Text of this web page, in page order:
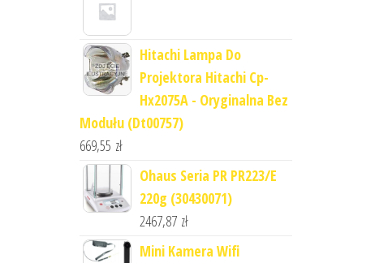
Hitachi Lampa Do
Projektora Hitachi Cp-
Hx2075A - Oryginalna Bez
Modułu (Dt00757)
669,55 zł
Ohaus Seria PR PR223/E
220g (30430071)
2467,87 zł
Mini Kamera Wifi